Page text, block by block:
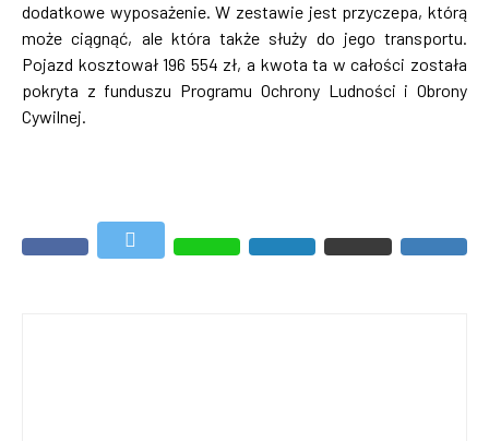
dodatkowe wyposażenie. W zestawie jest przyczepa, którą
może ciągnąć, ale która także służy do jego transportu.
Pojazd kosztował 196 554 zł, a kwota ta w całości została
pokryta z funduszu Programu Ochrony Ludności i Obrony
Cywilnej.